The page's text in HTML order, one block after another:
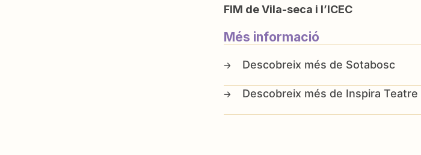
FIM de Vila-seca i l’ICEC
Més informació
Sotabosc
Inspira Teatre